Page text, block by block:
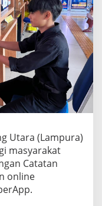
Utara (Lampura)
masyarakat
Catatan
online